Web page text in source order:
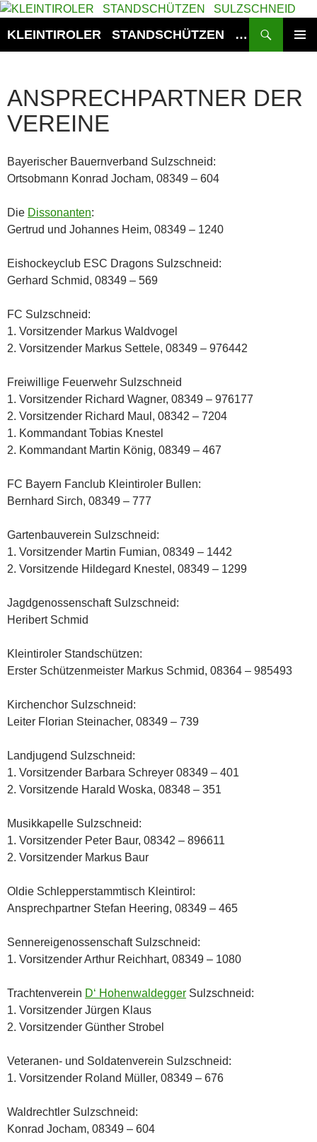
Zum
springen
KLEINTIROLER STANDSCHÜTZEN SULZSCHNEID
ANSPRECHPARTNER DER
VEREINE
Bayerischer Bauernverband Sulzschneid:
Ortsobmann Konrad Jocham, 08349 – 604
Die Dissonanten:
Gertrud und Johannes Heim, 08349 – 1240
Eishockeyclub ESC Dragons Sulzschneid:
Gerhard Schmid, 08349 – 569
FC Sulzschneid:
1. Vorsitzender Markus Waldvogel
2. Vorsitzender Markus Settele, 08349 – 976442
Freiwillige Feuerwehr Sulzschneid
1. Vorsitzender Richard Wagner, 08349 – 976177
2. Vorsitzender Richard Maul, 08342 – 7204
1. Kommandant Tobias Knestel
2. Kommandant Martin König, 08349 – 467
FC Bayern Fanclub Kleintiroler Bullen:
Bernhard Sirch, 08349 – 777
Gartenbauverein Sulzschneid:
1. Vorsitzender Martin Fumian, 08349 – 1442
2. Vorsitzende Hildegard Knestel, 08349 – 1299
Jagdgenossenschaft Sulzschneid:
Heribert Schmid
Kleintiroler Standschützen:
Erster Schützenmeister Markus Schmid, 08364 – 985493
Kirchenchor Sulzschneid:
Leiter Florian Steinacher, 08349 – 739
Landjugend Sulzschneid:
1. Vorsitzender Barbara Schreyer 08349 – 401
2. Vorsitzende Harald Woska, 08348 – 351
Musikkapelle Sulzschneid:
1. Vorsitzender Peter Baur, 08342 – 896611
2. Vorsitzender Markus Baur
Oldie Schlepperstammtisch Kleintirol:
Ansprechpartner Stefan Heering, 08349 – 465
Sennereigenossenschaft Sulzschneid:
1. Vorsitzender Arthur Reichhart, 08349 – 1080
Trachtenverein D‘ Hohenwaldegger Sulzschneid:
1. Vorsitzender Jürgen Klaus
2. Vorsitzender Günther Strobel
Veteranen- und Soldatenverein Sulzschneid:
1. Vorsitzender Roland Müller, 08349 – 676
Waldrechtler Sulzschneid:
Konrad Jocham, 08349 – 604